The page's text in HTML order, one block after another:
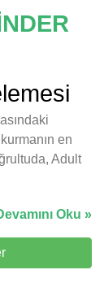
en
Adult
Oku »